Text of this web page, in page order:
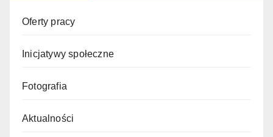
Oferty pracy
Inicjatywy społeczne
Fotografia
Aktualności